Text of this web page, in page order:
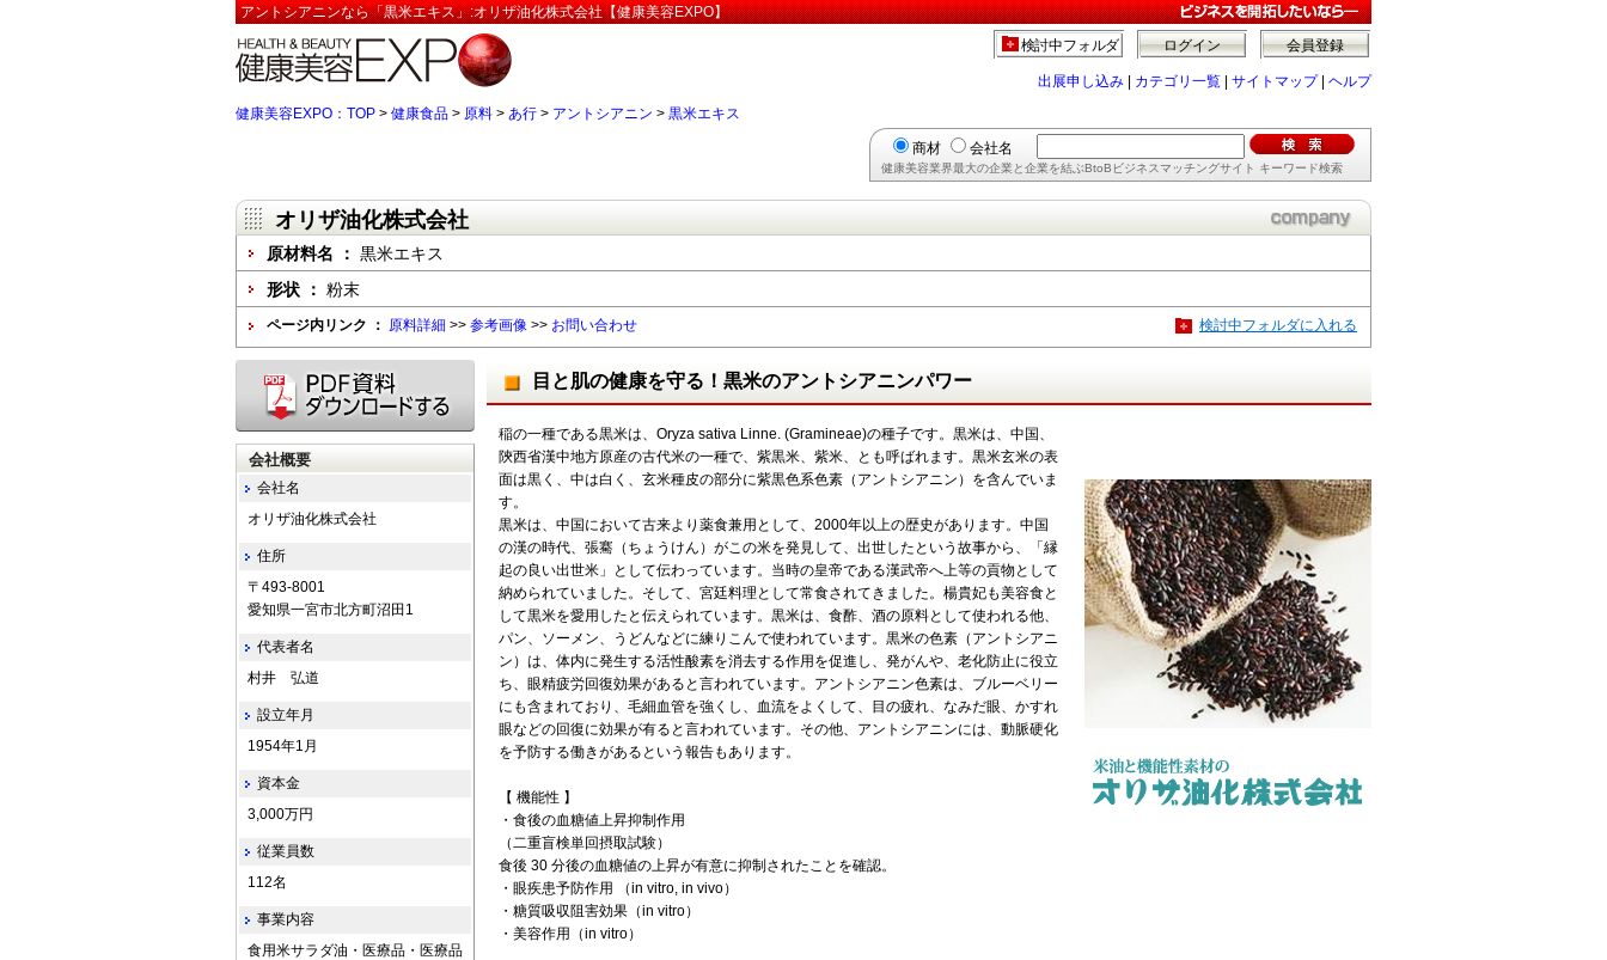
アントシアニンなら「黒米エキス」:オリザ油化株式会社【健康美容EXPO】
会員登録
ログイン
検討中フォルダ
出展申し込み カテゴリ一覧 サイトマップ| ヘルプ
健康美容EXPO：TOP > 健康食品 > 原料 > あ行 > アントシアニン > 黒米エキス
商材 会社名
健康美容業界最大の企業と企業を結ぶBtoBビジネスマッチングサイト キーワード検索
オリザ油化株式会社
原材料名 ： 黒米エキス
形状 ： 粉末
ページ内リンク ： 原料詳細 >> 参考画像 >> お問い合わせ 検討中フォルダに入れる
目と肌の健康を守る！黒米のアントシアニンパワー
稲の一種である黒米は、Oryza sativa Linne. (Gramineae)の種子です。黒米は、中国、
陝西省漢中地方原産の古代米の一種で、紫黒米、紫米、とも呼ばれます。黒米玄米の表
面は黒く、中は白く、玄米種皮の部分に紫黒色系色素（アントシアニン）を含んでいま
す。
黒米は、中国において古来より薬食兼用として、2000年以上の歴史があります。中国
の漢の時代、張騫（ちょうけん）がこの米を発見して、出世したという故事から、「縁
起の良い出世米」として伝わっています。当時の皇帝である漢武帝へ上等の貢物として
納められていました。そして、宮廷料理として常食されてきました。楊貴妃も美容食と
して黒米を愛用したと伝えられています。黒米は、食酢、酒の原料として使われる他、
パン、ソーメン、うどんなどに練りこんで使われています。黒米の色素（アントシアニ
ン）は、体内に発生する活性酸素を消去する作用を促進し、発がんや、老化防止に役立
ち、眼精疲労回復効果があると言われています。アントシアニン色素は、ブルーベリー
にも含まれており、毛細血管を強くし、血流をよくして、目の疲れ、なみだ眼、かすれ
眼などの回復に効果が有ると言われています。その他、アントシアニンには、動脈硬化
を予防する働きがあるという報告もあります。
【 機能性 】
・食後の血糖値上昇抑制作用
（二重盲検単回摂取試験）
食後 30 分後の血糖値の上昇が有意に抑制されたことを確認。
・眼疾患予防作用 （in vitro, in vivo）
・糖質吸収阻害効果（in vitro）
・美容作用（in vitro）
会社概要
会社名
オリザ油化株式会社
住所
〒493-8001
愛知県一宮市北方町沼田1
代表者名
村井 弘道
設立年月
1954年1月
資本金
3,000万円
従業員数
112名
事業内容
食用米サラダ油・医療品・医療品